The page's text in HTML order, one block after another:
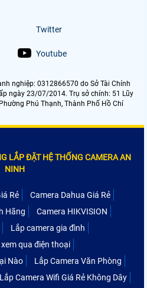
Twitter
Youtube
nghiệp: 0312866570 do Sở Tài Chính
ngày 23/07/2014. Trụ sở chính: 51 Lũy
Phú Thạnh, Thành Phố Hồ Chí
LẮP ĐẶT HỆ THỐNG CAMERA AN
NINH
Rẻ
Camera Dahua Giá Rẻ
Hãng
Camera HIKVISION
Lắp camera gia đình
qua điện thoại
Nào
Lắp Camera Văn Phòng
Lắp Camera Wifi Giá Rẻ Không Dây